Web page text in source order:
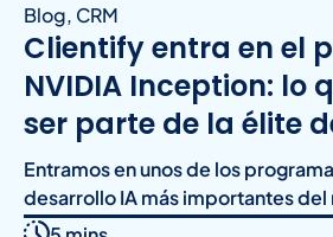
Blog, CRM
Clientify entra en el
NVIDIA Inception: lo
ser parte de la élite
Entramos en unos de los
desarrollo IA más importantes del